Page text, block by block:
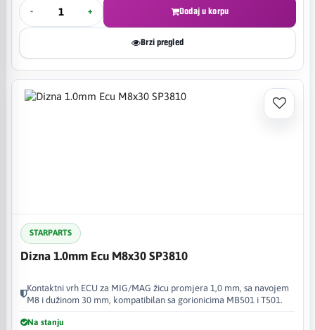
- + Dodaj u korpu
Brzi pregled
STARPARTS
Dizna 1.0mm Ecu M8x30 SP3810
Kontaktni vrh ECU za MIG/MAG žicu promjera 1,0 mm, sa navojem
M8 i dužinom 30 mm, kompatibilan sa gorionicima MB501 i T501.
Na stanju